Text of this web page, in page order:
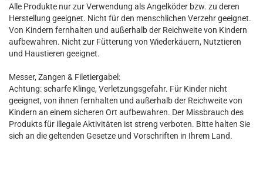
Alle Produkte nur zur Verwendung als Angelköder bzw. zu deren
Herstellung geeignet. Nicht für den menschlichen Verzehr geeignet.
Von Kindern fernhalten und außerhalb der Reichweite von Kindern
aufbewahren. Nicht zur Fütterung von Wiederkäuern, Nutztieren
und Haustieren geeignet.
Messer, Zangen & Filetiergabel:
Achtung: scharfe Klinge, Verletzungsgefahr. Für Kinder nicht
geeignet, von ihnen fernhalten und außerhalb der Reichweite von
Kindern an einem sicheren Ort aufbewahren. Der Missbrauch des
Produkts für illegale Aktivitäten ist streng verboten. Bitte halten Sie
sich an die geltenden Gesetze und Vorschriften in Ihrem Land.